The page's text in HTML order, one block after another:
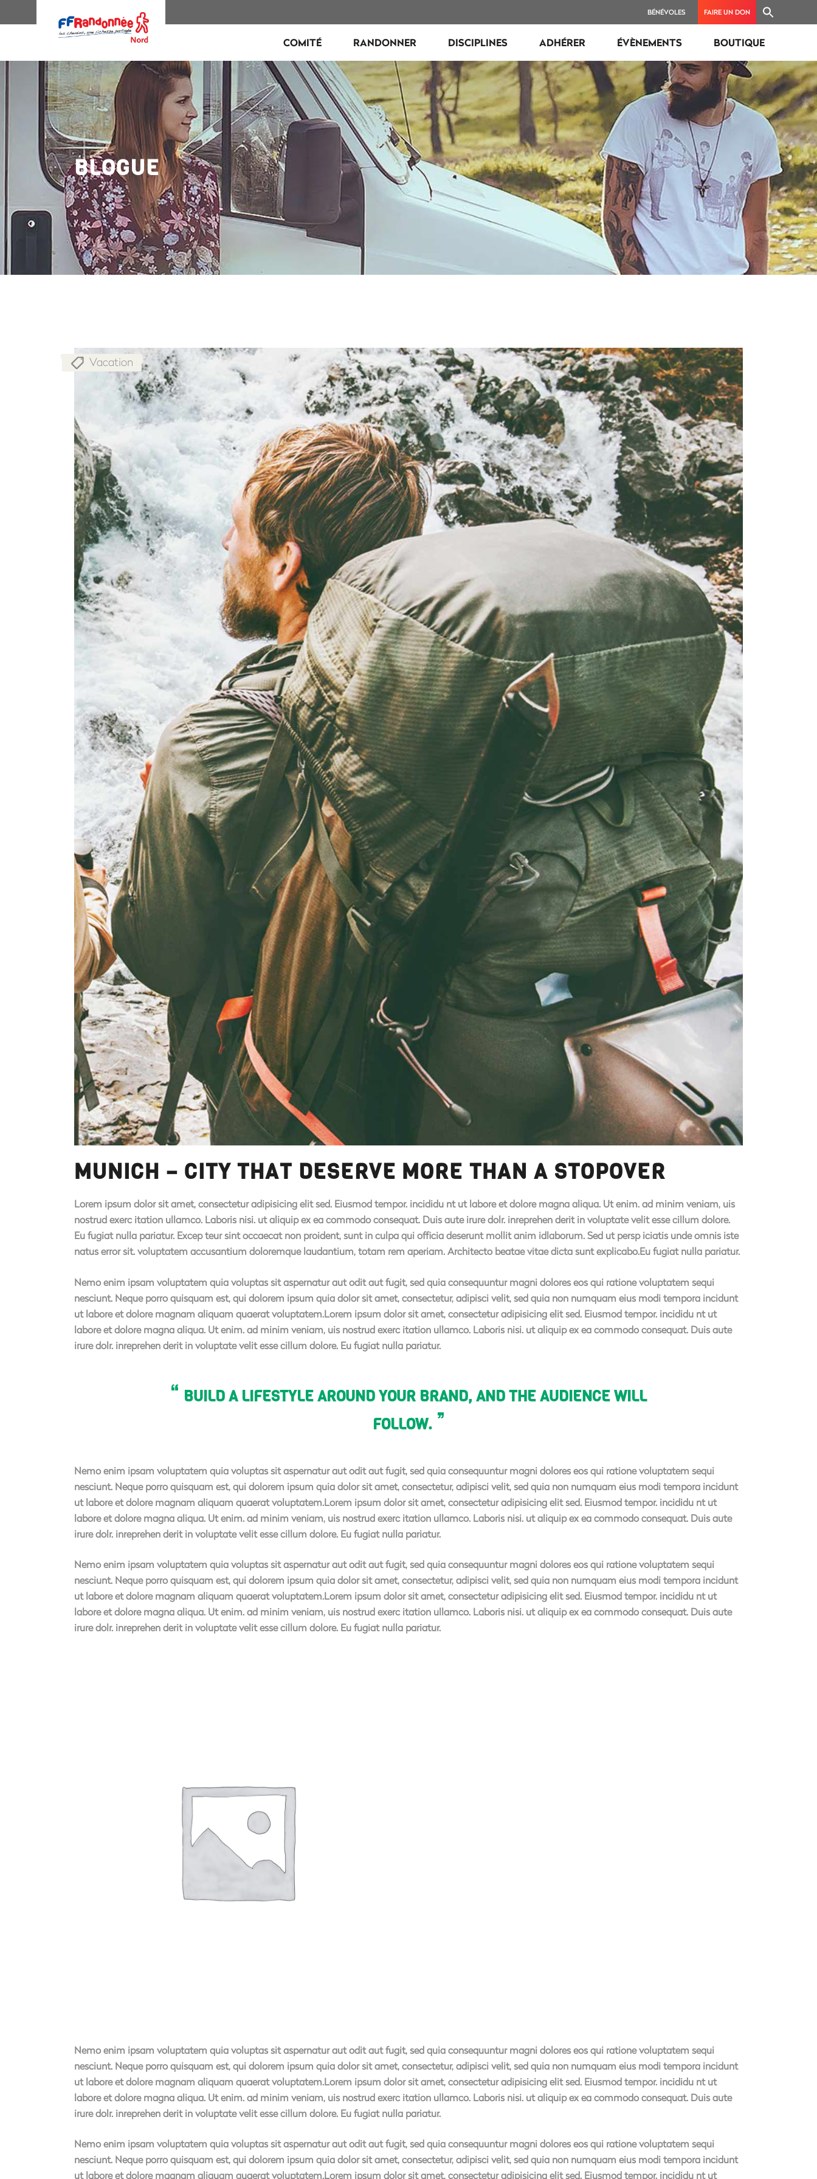
BÉNÉVOLES FAIRE UN DON
COMITÉ RANDONNER DISCIPLINES ADHÉRER ÉVÈNEMENTS BOUTIQUE
BLOGUE
Vacation
MUNICH – CITY THAT DESERVE MORE THAN A STOPOVER
Lorem ipsum dolor sit amet, consectetur adipisicing elit sed. Eiusmod tempor. incididu nt ut labore et dolore magna aliqua. Ut enim. ad minim veniam, uis
nostrud exerc itation ullamco. Laboris nisi. ut aliquip ex ea commodo consequat. Duis aute irure dolr. inreprehen derit in voluptate velit esse cillum dolore.
Eu fugiat nulla pariatur. Excep teur sint occaecat non proident, sunt in culpa qui officia deserunt mollit anim idlaborum. Sed ut persp iciatis unde omnis iste
natus error sit. voluptatem accusantium doloremque laudantium, totam rem aperiam. Architecto beatae vitae dicta sunt explicabo.Eu fugiat nulla pariatur.
Nemo enim ipsam voluptatem quia voluptas sit aspernatur aut odit aut fugit, sed quia consequuntur magni dolores eos qui ratione voluptatem sequi
nesciunt. Neque porro quisquam est, qui dolorem ipsum quia dolor sit amet, consectetur, adipisci velit, sed quia non numquam eius modi tempora incidunt
ut labore et dolore magnam aliquam quaerat voluptatem.Lorem ipsum dolor sit amet, consectetur adipisicing elit sed. Eiusmod tempor. incididu nt ut
labore et dolore magna aliqua. Ut enim. ad minim veniam, uis nostrud exerc itation ullamco. Laboris nisi. ut aliquip ex ea commodo consequat. Duis aute
irure dolr. inreprehen derit in voluptate velit esse cillum dolore. Eu fugiat nulla pariatur.
BUILD A LIFESTYLE AROUND YOUR BRAND, AND THE AUDIENCE WILL
FOLLOW.
Nemo enim ipsam voluptatem quia voluptas sit aspernatur aut odit aut fugit, sed quia consequuntur magni dolores eos qui ratione voluptatem sequi
nesciunt. Neque porro quisquam est, qui dolorem ipsum quia dolor sit amet, consectetur, adipisci velit, sed quia non numquam eius modi tempora incidunt
ut labore et dolore magnam aliquam quaerat voluptatem.Lorem ipsum dolor sit amet, consectetur adipisicing elit sed. Eiusmod tempor. incididu nt ut
labore et dolore magna aliqua. Ut enim. ad minim veniam, uis nostrud exerc itation ullamco. Laboris nisi. ut aliquip ex ea commodo consequat. Duis aute
irure dolr. inreprehen derit in voluptate velit esse cillum dolore. Eu fugiat nulla pariatur.
Nemo enim ipsam voluptatem quia voluptas sit aspernatur aut odit aut fugit, sed quia consequuntur magni dolores eos qui ratione voluptatem sequi
nesciunt. Neque porro quisquam est, qui dolorem ipsum quia dolor sit amet, consectetur, adipisci velit, sed quia non numquam eius modi tempora incidunt
ut labore et dolore magnam aliquam quaerat voluptatem.Lorem ipsum dolor sit amet, consectetur adipisicing elit sed. Eiusmod tempor. incididu nt ut
labore et dolore magna aliqua. Ut enim. ad minim veniam, uis nostrud exerc itation ullamco. Laboris nisi. ut aliquip ex ea commodo consequat. Duis aute
irure dolr. inreprehen derit in voluptate velit esse cillum dolore. Eu fugiat nulla pariatur.
Nemo enim ipsam voluptatem quia voluptas sit aspernatur aut odit aut fugit, sed quia consequuntur magni dolores eos qui ratione voluptatem sequi
nesciunt. Neque porro quisquam est, qui dolorem ipsum quia dolor sit amet, consectetur, adipisci velit, sed quia non numquam eius modi tempora incidunt
ut labore et dolore magnam aliquam quaerat voluptatem.Lorem ipsum dolor sit amet, consectetur adipisicing elit sed. Eiusmod tempor. incididu nt ut
labore et dolore magna aliqua. Ut enim. ad minim veniam, uis nostrud exerc itation ullamco. Laboris nisi. ut aliquip ex ea commodo consequat. Duis aute
irure dolr. inreprehen derit in voluptate velit esse cillum dolore. Eu fugiat nulla pariatur.
Nemo enim ipsam voluptatem quia voluptas sit aspernatur aut odit aut fugit, sed quia consequuntur magni dolores eos qui ratione voluptatem sequi
nesciunt. Neque porro quisquam est, qui dolorem ipsum quia dolor sit amet, consectetur, adipisci velit, sed quia non numquam eius modi tempora incidunt
ut labore et dolore magnam aliquam quaerat voluptatem.Lorem ipsum dolor sit amet, consectetur adipisicing elit sed. Eiusmod tempor. incididu nt ut